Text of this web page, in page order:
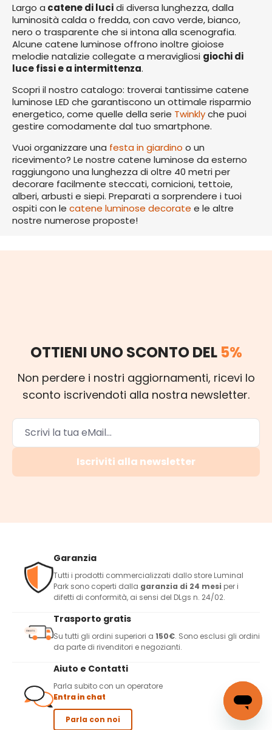
Largo a catene di lucidi diversa lunghezza, dalla
luminosità calda o fredda, con cavo verde, bianco,
nero o trasparente che si intona alla scenografia.
Alcune catene luminose offrono inoltre gioiose
melodie natalizie collegate a meravigliosi giochi di
luce fissi e a intermittenza.
Scopri il nostro catalogo: troverai tantissime catene
luminose LED che garantiscono un ottimale risparmio
energetico, come quelle della serie Twinklyche puoi
gestire comodamente dal tuo smartphone.
Vuoi organizzare una festa in giardino o un
ricevimento? Le nostre catene luminose da esterno
raggiungono una lunghezza di oltre 40 metri per
decorare facilmente steccati, cornicioni, tettoie,
alberi, arbusti e siepi. Preparati a sorprendere i tuoi
ospiti con le catene luminose decorate e le altre
nostre numerose proposte!
OTTIENI UNO SCONTO DEL 5%
Non perdere i nostri aggiornamenti, ricevi lo
sconto iscrivendoti alla nostra newsletter.
Iscriviti alla newsletter
Garanzia
Tutti i prodotti commercializzati dallo store Luminal
Park sono coperti dalla garanzia di 24 mesi per i
difetti di conformità, ai sensi del DLgs n. 24/02.
Trasporto gratis
Su tutti gli ordini superiori a 150€. Sono esclusi gli ordini
da parte di rivenditori e negozianti.
Aiuto e Contatti
Parla subito con un operatore
Entra in chat
Parla con noi